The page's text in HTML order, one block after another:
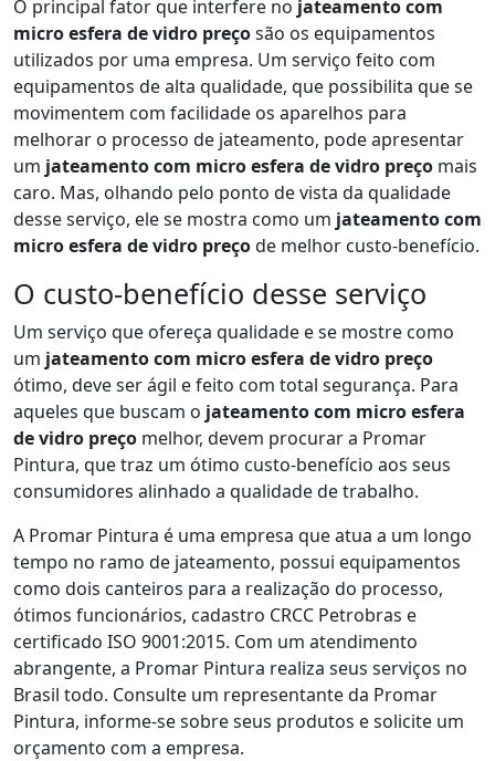
O principal fator que interfere no jateamento com
micro esfera de vidro preçosão os equipamentos
utilizados por uma empresa. Um serviço feito com
equipamentos de alta qualidade, que possibilita que se
movimentem com facilidade os aparelhos para
melhorar o processo de jateamento, pode apresentar
um jateamento com micro esfera de vidro preço mais
caro. Mas, olhando pelo ponto de vista da qualidade
desse serviço, ele se mostra como um jateamento com
micro esfera de vidro preçode melhor custo-benefício.
O custo-benefício desse serviço
Um serviço que ofereça qualidade e se mostre como
um jateamento com micro esfera de vidro preço
ótimo, deve ser ágil e feito com total segurança. Para
aqueles que buscam o jateamento com micro esfera
de vidro preço melhor, devem procurar a Promar
Pintura, que traz um ótimo custo-benefício aos seus
consumidores alinhado a qualidade de trabalho.
A Promar Pintura é uma empresa que atua a um longo
tempo no ramo de jateamento, possui equipamentos
como dois canteiros para a realização do processo,
ótimos funcionários, cadastro CRCC Petrobras e
certificado ISO 9001:2015. Com um atendimento
abrangente, a Promar Pintura realiza seus serviços no
Brasil todo. Consulte um representante da Promar
Pintura, informe-se sobre seus produtos e solicite um
orçamento com a empresa.